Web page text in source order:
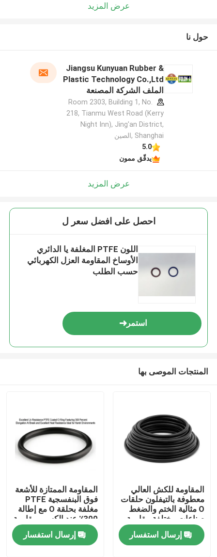
منزل
المنتجات
عرض المزيد
حول نا
Jiangsu Kunyuan Rubber &
Plastic Technology Co.,Ltd
الملف الشركة المصنعة
Room 2303, Building 1, No.
218, Tianmu West Road (Kerry
Night Inn), Jing'an District,
Shanghai ,الصين
5.0
يدقّق ممون
عرض المزيد
احصل على افضل سعر ل
اللون PTFE المغلفة يا الدائري
الأوساخ المقاومة العزل الكهربائي
حسب الطلب
استمر
المنتجات الموصى بها
المقاومة للكش العالي
معطوفة بالتيفلون حلقات
O مثالية الختم والضغط
صناعات مختلفة مقاومة
للكيماويات الدائمة
إرسال استفسار
المقاومة الممتازة للأشعة
فوق البنفسجية PTFE
مغلفة بحلقة O مع إطالة
300٪ عند الكسر ومقاومة
حرارة ممتازة مثالية
للبيئات القاسية
إرسال استفسار